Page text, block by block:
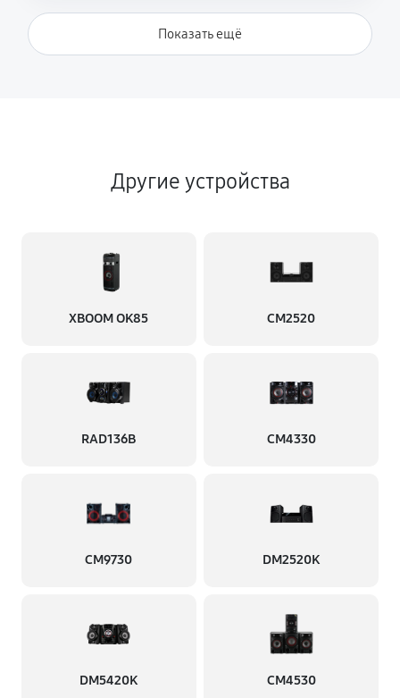
Показать ещё
Другие устройства
XBOOM OK85 CM2520
RAD136B CM4330
CM9730 DM2520K
DM5420K CM4530